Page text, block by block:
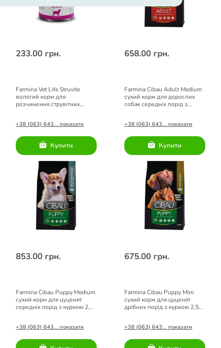
233.00 грн.
Farmina Vet Life Struvite
вологий корм для
розчинення струвітних
+38 (063) 643... показати
Купити
658.00 грн.
Farmina Cibau Adult Medium
сухий корм для дорослих
собак середніх порід з
+38 (063) 643... показати
Купити
853.00 грн.
Farmina Cibau Puppy Medium
сухий корм для цуценят
середніх порід з куркою 2,5
+38 (063) 643... показати
675.00 грн.
Farmina Cibau Puppy Mini
сухий корм для цуценят
дрібних порід з куркою 2,5
+38 (063) 643... показати